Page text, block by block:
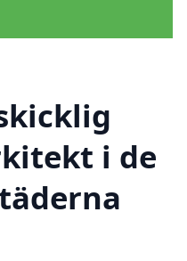
i de